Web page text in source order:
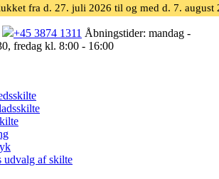
fra d. 27. juli 2026 til og med d. 7. august
+45 3874 1311 Åbningstider: mandag -
fredag kl. 8:00 - 16:00
udvalg af skilte